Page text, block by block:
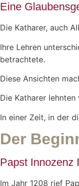
Eine
Die Katharer, auch
Ihre Lehren
betrachtete.
Diese Ansichten
Die Katharer
In einer Zeit, in der
Der
Papst Innozenz
Im Jahr 1208 rief